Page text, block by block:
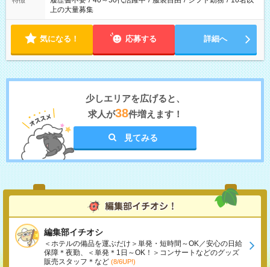
上の大量募集
気になる！ 応募する 詳細へ
少しエリアを広げると、
求人が38件増えます！
見てみる
編集部イチオシ
＜ホテルの備品を運ぶだけ＞単発・短時間～OK／安心の日給
保障＊夜勤、＜単発＊1日～OK！＞コンサートなどのグッズ
販売スタッフ＊など (8/6UP!)